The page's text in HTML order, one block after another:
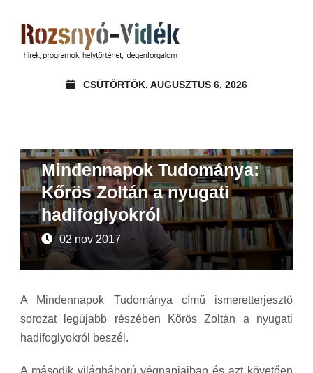
CSÜTÖRTÖK, AUGUSZTUS 6, 2026
Mindennapok Tudománya:
Kőrös Zoltán a nyugati
hadifoglyokról
02 nov 2017
A Mindennapok Tudománya című ismeretterjesztő
sorozat legújabb részében Kőrös Zoltán a nyugati
hadifoglyokról beszél.
A második világháború végnapjaiban és azt követően